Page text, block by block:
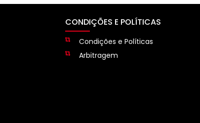
CONDIÇÕES E POLÍTICAS
Condições e Políticas
Arbitragem